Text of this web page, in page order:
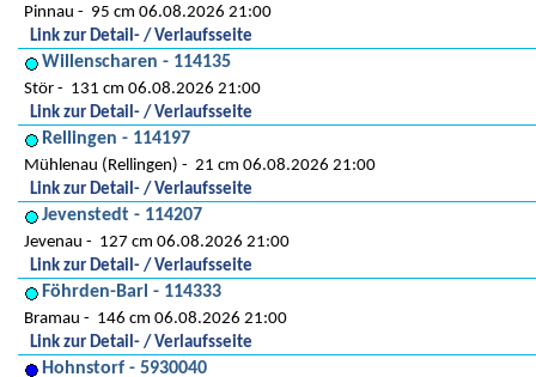
Pinnau
95 cm 06.08.2026 21:00
Link zur Detail- / Verlaufsseite
Willenscharen - 114135
Stör
131 cm 06.08.2026 21:00
Link zur Detail- / Verlaufsseite
Rellingen - 114197
Mühlenau (Rellingen)
21 cm 06.08.2026 21:00
Link zur Detail- / Verlaufsseite
Jevenstedt - 114207
Jevenau
127 cm 06.08.2026 21:00
Link zur Detail- / Verlaufsseite
Föhrden-Barl - 114333
Bramau
146 cm 06.08.2026 21:00
Link zur Detail- / Verlaufsseite
Hohnstorf - 5930040